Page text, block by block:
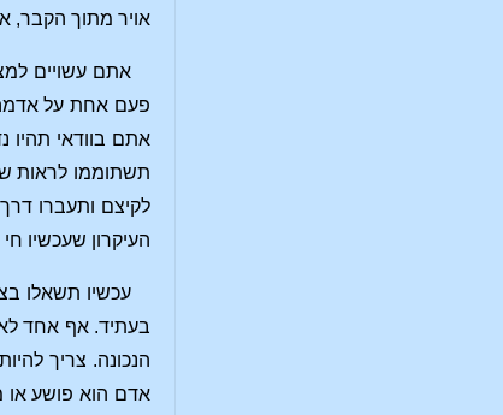
אויר מתוך הקבר,
אתם עשויים
פעם אחת על אדמה
אתם בוודאי תהיו
תשתוממו לראות
לקיצם ותעברו
העיקרון שעכשיו
עכשיו תשאלו
בעתיד. אף אחד לא
הנכונה. צריך
אדם הוא פושע או